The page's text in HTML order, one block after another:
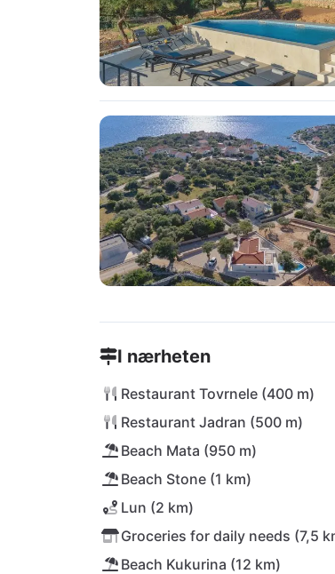
I nærheten
Restaurant Tovrnele (400 m)
Restaurant Jadran (500 m)
Beach Mata (950 m)
Beach Stone (1 km)
Lun (2 km)
Groceries for daily needs (7,5
Beach Kukurina (12 km)